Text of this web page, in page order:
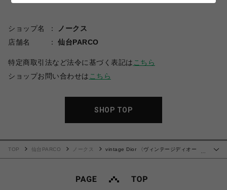
ショップ名
ノークス
店舗名
仙台PARCO
特定商取引法など法令に基づく表記は こちら
ショップお問い合わせは こちら
SHOP TOP
TOP 仙台PARCO ノークス
vintage Dior 〈ヴィンテージディオー